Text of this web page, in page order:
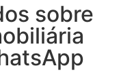
sobre